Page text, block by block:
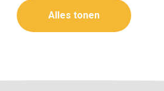
Alles tonen